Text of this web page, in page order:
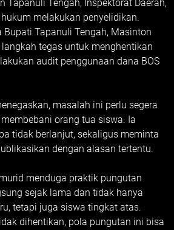
Tapanuli Tengah, Inspektorat Daerah,
melakukan penyelidikan.
Bupati Tapanuli Tengah, Masinton
tegas untuk menghentikan
audit penggunaan dana BOS
masalah ini perlu segera
orang tua siswa. Ia
tidak berlanjut, sekaligus meminta
dengan alasan tertentu.
menduga praktik pungutan
sejak lama dan tidak hanya
tetapi juga siswa tingkat atas.
dihentikan, pola pungutan ini bisa